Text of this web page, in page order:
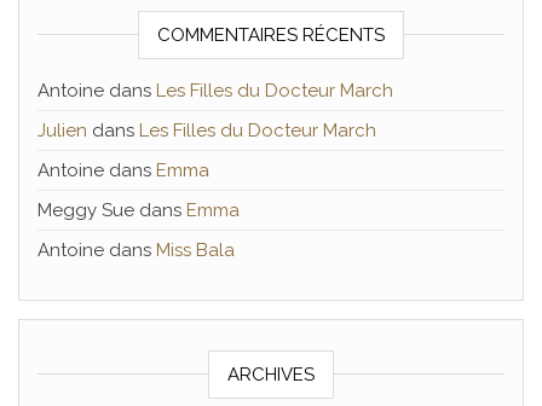
COMMENTAIRES RÉCENTS
Antoine dans Les Filles du Docteur March
Julien dans Les Filles du Docteur March
Antoine dans Emma
Meggy Sue dans Emma
Antoine dans Miss Bala
ARCHIVES